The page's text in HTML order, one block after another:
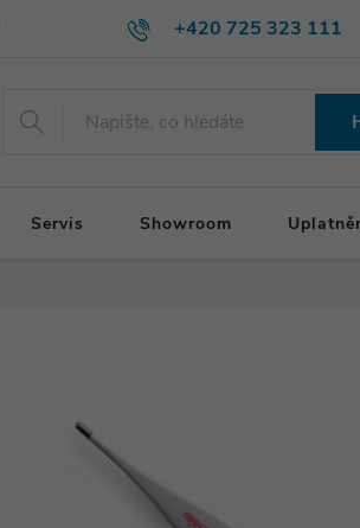
+420 725 323 111
Servis Showroom